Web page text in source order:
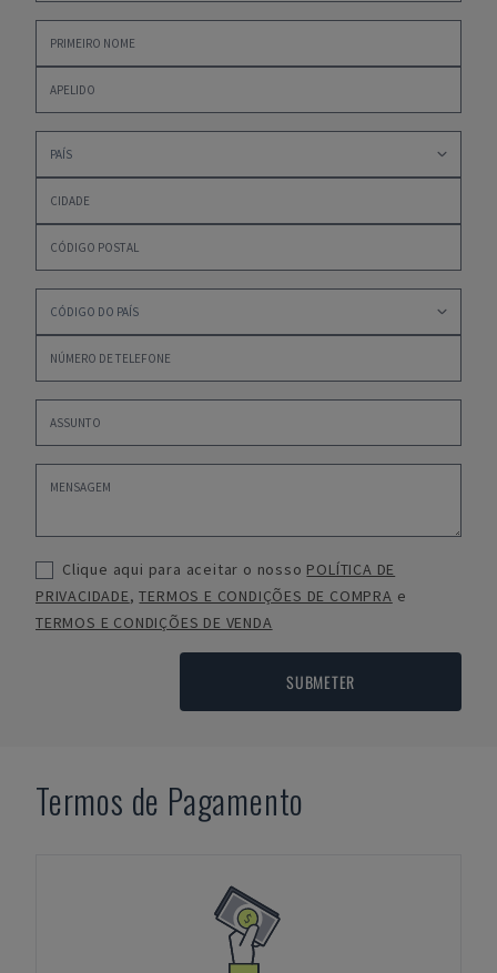
Clique aqui para aceitar o nosso POLÍTICA DE
PRIVACIDADE,TERMOS E CONDIÇÕES DE COMPRA e
TERMOS E CONDIÇÕES DE VENDA
SUBMETER
Termos de Pagamento